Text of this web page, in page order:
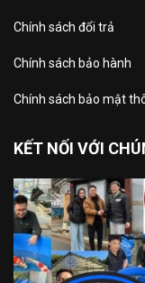
Chính sách đổi trả
Chính sách bảo hành
Chính sách bảo mật
KẾT NỐI VỚI